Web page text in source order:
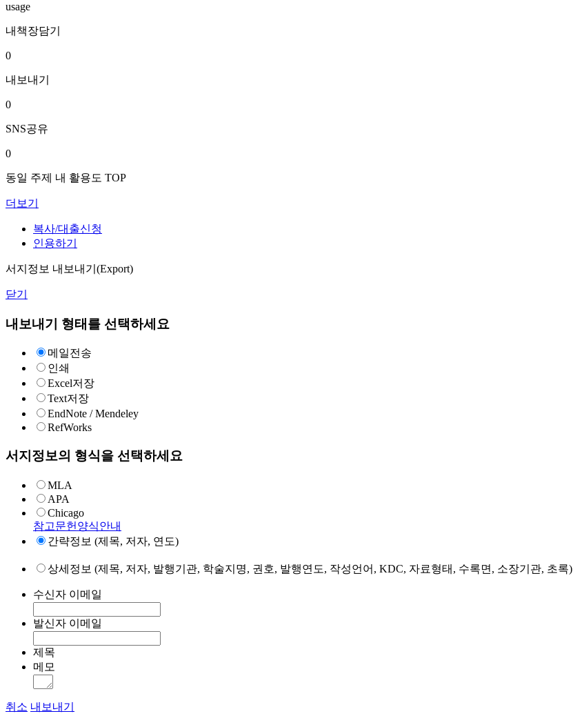
usage
내책장담기
0
내보내기
0
SNS공유
0
동일 주제 내 활용도 TOP
더보기
복사/대출신청
인용하기
서지정보 내보내기(Export)
닫기
내보내기 형태를 선택하세요
메일전송
인쇄
Excel저장
Text저장
EndNote / Mendeley
RefWorks
서지정보의 형식을 선택하세요
MLA
APA
Chicago
참고문헌양식안내
간략정보 (제목, 저자, 연도)
상세정보 (제목, 저자, 발행기관, 학술지명, 권호, 발행연도, 작성언어, KDC, 자료형태, 수록면, 소장기관, 초록)
수신자 이메일
발신자 이메일
제목
메모
취소 내보내기